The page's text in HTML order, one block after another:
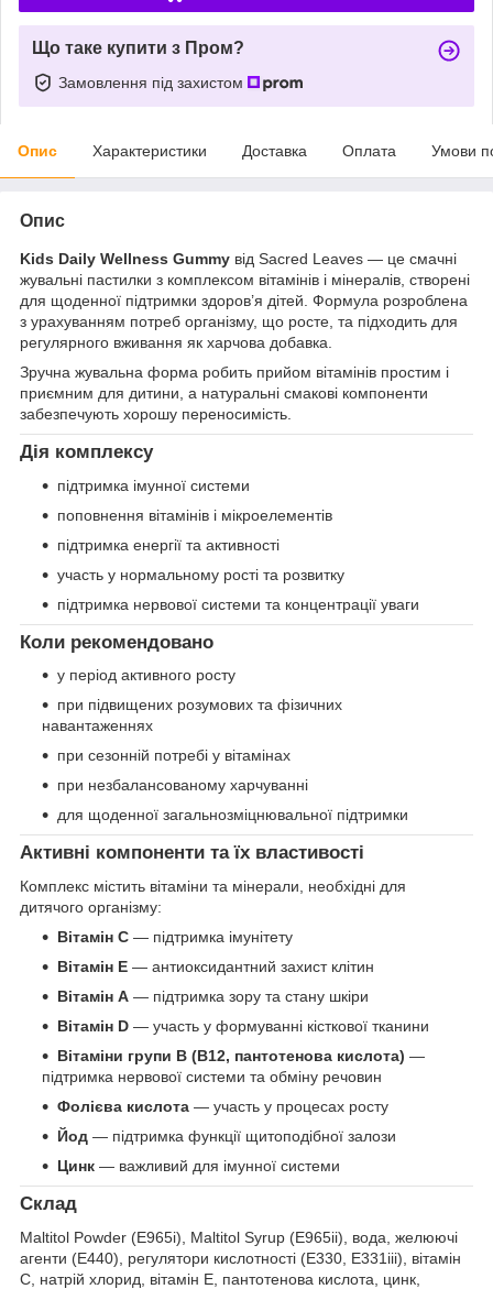
Що таке купити з Пром?
Замовлення під захистом
Опис Характеристики Доставка Оплата Умови
Опис
Kids Daily Wellness Gummy від Sacred Leaves — це смачні
жувальні пастилки з комплексом вітамінів і мінералів, створені
для щоденної підтримки здоров’я дітей. Формула розроблена
з урахуванням потреб організму, що росте, та підходить для
регулярного вживання як харчова добавка.
Зручна жувальна форма робить прийом вітамінів простим і
приємним для дитини, а натуральні смакові компоненти
забезпечують хорошу переносимість.
Дія комплексу
підтримка імунної системи
поповнення вітамінів і мікроелементів
підтримка енергії та активності
участь у нормальному рості та розвитку
підтримка нервової системи та концентрації уваги
Коли рекомендовано
у період активного росту
при підвищених розумових та фізичних
навантаженнях
при сезонній потребі у вітамінах
при незбалансованому харчуванні
для щоденної загальнозміцнювальної підтримки
Активні компоненти та їх властивості
Комплекс містить вітаміни та мінерали, необхідні для
дитячого організму:
Вітамін C — підтримка імунітету
Вітамін E — антиоксидантний захист клітин
Вітамін A — підтримка зору та стану шкіри
Вітамін D — участь у формуванні кісткової тканини
Вітаміни групи B (B12, пантотенова кислота) —
підтримка нервової системи та обміну речовин
Фолієва кислота — участь у процесах росту
Йод — підтримка функції щитоподібної залози
Цинк — важливий для імунної системи
Склад
Maltitol Powder (E965i), Maltitol Syrup (E965ii), вода, желюючі
агенти (E440), регулятори кислотності (E330, E331iii), вітамін
C, натрій хлорид, вітамін E, пантотенова кислота, цинк,